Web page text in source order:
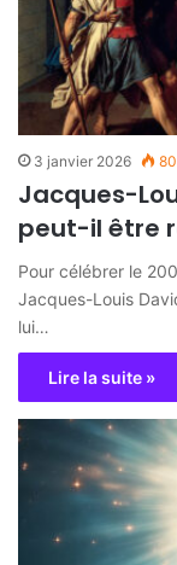
3 janvier 2026
Jacques-
peut-il être
Pour célébrer le
Jacques-Louis
lui…
Lire la suite »